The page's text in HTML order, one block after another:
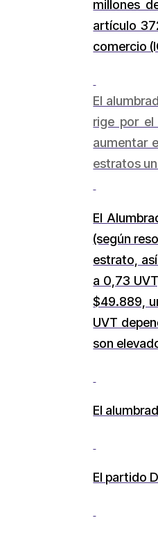
millones
artículo
comercio
El
rige por el
aumentar
estratos
El
(según
estrato,
a 0,73
$49.889,
UVT
son
El
El partido